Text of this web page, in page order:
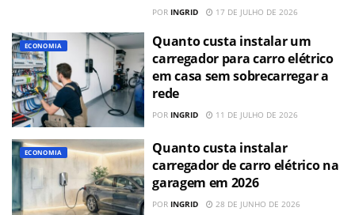
POR INGRID 17 DE JULHO DE 2026
ECONOMIA
Quanto custa instalar um
carregador para carro elétrico
em casa sem sobrecarregar a
rede
POR INGRID 11 DE JULHO DE 2026
ECONOMIA
Quanto custa instalar
carregador de carro elétrico na
garagem em 2026
POR INGRID 28 DE JUNHO DE 2026